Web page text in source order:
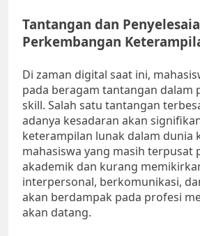
Tantangan dan
Perkembangan
Di zaman digital saat ini,
pada beragam tantangan dalam
skill. Salah satu tantangan
adanya kesadaran akan
keterampilan lunak dalam dunia
mahasiswa yang masih terpusat
akademik dan kurang
interpersonal, berkomunikasi,
akan berdampak pada profesi
akan datang.